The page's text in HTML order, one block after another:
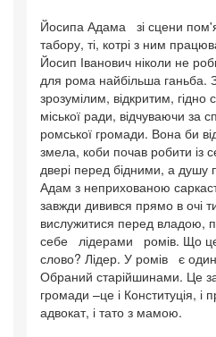
Йосипа Адама зі сцени
табору, ті, котрі з ним
Йосип Іванович ніколи не
для рома найбільша ганьба.
зрозумілим, відкритим,
міської ради, відчуваючи за
ромської громади. Вона би
змела, коби почав робити із
двері перед бідними, а
Адам з неприхованою
завжди дивився прямо в очі
вислужитися перед владою,
себе лідерами ромів. Що
слово? Лідер. У ромів є
Обраний старійшинами. Це
громади –це і Конституція, і
адвокат, і тато з мамою.